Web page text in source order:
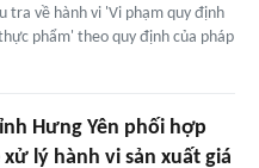
tra về hành vi 'Vi phạm quy định
phẩm' theo quy định của pháp
Hưng Yên phối hợp
lý hành vi sản xuất giá